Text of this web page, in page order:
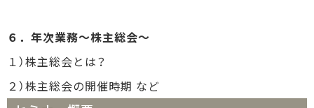
６．年次業務～株主総会～
１）株主総会とは？
２）株主総会の開催時期 など